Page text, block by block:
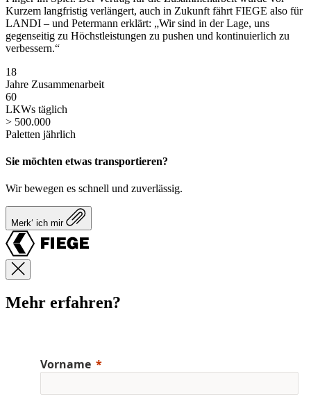
Kurzem langfristig verlängert, auch in Zukunft fährt FIEGE also für
LANDI – und Petermann erklärt: „Wir sind in der Lage, uns
gegenseitig zu Höchstleistungen zu pushen und kontinuierlich zu
verbessern.“
18
Jahre Zusammenarbeit
60
LKWs täglich
> 500.000
Paletten jährlich
Sie möchten etwas transportieren?
Wir bewegen es schnell und zuverlässig.
Merk‘ ich mir
Mehr erfahren?
Vorname